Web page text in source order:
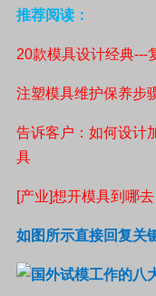
推荐阅读：
20款模具设计经典---
注塑模具维护保养步
告诉客户：如何设计
具
[产业]想开模具到哪
如图所示直接回复关